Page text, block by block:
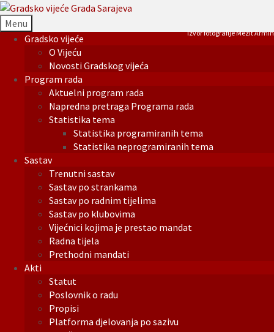
Menu
Gradsko vijeće
O Vijeću
Novosti Gradskog vijeća
Program rada
Aktuelni program rada
Napredna pretraga Programa rada
Statistika tema
Statistika programiranih tema
Statistika neprogramiranih tema
Sastav
Trenutni sastav
Sastav po strankama
Sastav po radnim tijelima
Sastav po klubovima
Vijećnici kojima je prestao mandat
Radna tijela
Prethodni mandati
Akti
Statut
Poslovnik o radu
Propisi
Platforma djelovanja po sazivu
Izvor fotografije Mezit Armin